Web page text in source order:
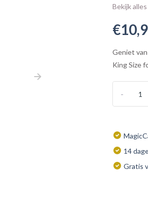
Bekijk
Geniet
King Size
-
14
Gratis